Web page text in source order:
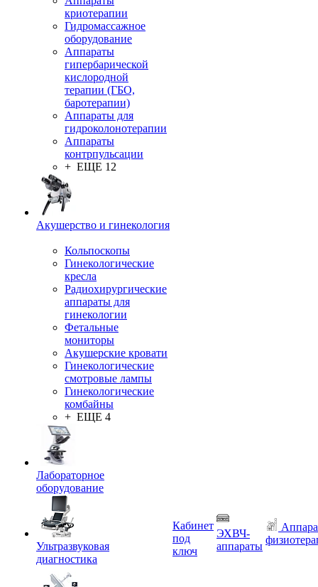
криотерапии
Гидромассажное
оборудование
Аппараты
гипербарической
кислородной
терапии (ГБО,
баротерапии)
Аппараты для
гидроколонотерапии
Аппараты
контрпульсации
+ ЕЩЕ 12
Акушерство и гинекология
Кольпоскопы
Гинекологические
кресла
Радиохирургические
аппараты для
гинекологии
Фетальные
мониторы
Акушерские кровати
Гинекологические
смотровые лампы
Гинекологические
комбайны
+ ЕЩЕ 4
Лабораторное
оборудование
Ультразвуковая
диагностика
Кабинет
под
ключ
ЭХВЧ-
аппараты